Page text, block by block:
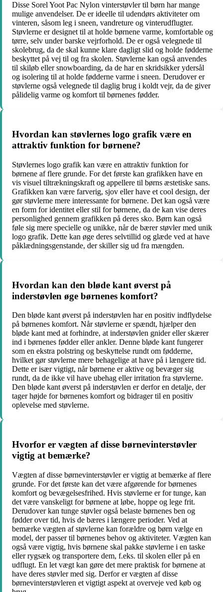
Disse Sorel Yoot Pac Nylon vinterstøvler til børn har mange
mulige anvendelser. De er ideelle til udendørs aktiviteter om
vinteren, såsom leg i sneen, vandreture og vinterudflugter.
Støvlerne er designet til at holde børnene varme, komfortable og
tørre, selv under barske vejrforhold. De er også velegnede til
skolebrug, da de skal kunne klare dagligt slid og holde fødderne
beskyttet på vej til og fra skolen. Støvlerne kan også anvendes
til skiløb eller snowboarding, da de har en skridsikker ydersål
og isolering til at holde fødderne varme i sneen. Derudover er
støvlerne også velegnede til daglig brug i koldt vejr, da de giver
pålidelig varme og komfort til børnenes fødder.
Hvordan kan støvlernes logo grafik være en
attraktiv funktion for børnene?
Støvlernes logo grafik kan være en attraktiv funktion for
børnene af flere grunde. For det første kan grafikken have en
vis visuel tiltrækningskraft og appellere til børns æstetiske sans.
Grafikken kan være farverig, sjov eller have et cool design, der
gør støvlerne mere interessante for børnene. Det kan også være
en form for identitet eller stil for børnene, da de kan vise deres
personlighed gennem grafikken på deres sko. Børn kan også
føle sig mere specielle og unikke, når de bærer støvler med unik
logo grafik. Dette kan øge deres selvtillid og glæde ved at have
påklædningsgenstande, der skiller sig ud fra mængden.
Hvordan kan den bløde kant øverst på
inderstøvlen øge børnenes komfort?
Den bløde kant øverst på inderstøvlen har en positiv indflydelse
på børnenes komfort. Når støvlerne er spændt, hjælper den
bløde kant med at forhindre, at inderstøvlen gnider eller skærer
ind i børnenes fødder eller ankler. Denne bløde kant fungerer
som en ekstra polstring og beskyttelse rundt om fødderne,
hvilket gør støvlerne mere behagelige at have på i længere tid.
Dette er især vigtigt, når børnene er aktive og bevæger sig
rundt, da de ikke vil have ubehag eller irritation fra støvlerne.
Den bløde kant øverst på inderstøvlen er derfor en detalje, der
tager højde for børnenes komfort og bidrager til en positiv
oplevelse med støvlerne.
Hvorfor er vægten af disse børnevinterstøvler
vigtig at bemærke?
Vægten af disse børnevinterstøvler er vigtig at bemærke af flere
grunde. For det første kan det være afgørende for børnenes
komfort og bevægelsesfrihed. Hvis støvlerne er for tunge, kan
det være vanskeligt for børnene at løbe, hoppe og lege frit.
Derudover kan tunge støvler også belaste børnenes ben og
fødder over tid, hvis de bæres i længere perioder. Ved at
bemærke vægten af støvlerne kan forældre og børn vælge en
model, der passer til børnenes behov og aktiviteter. Vægten kan
også være vigtig, hvis børnene skal pakke støvlerne i en taske
eller rygsæk og transportere dem, f.eks. til skolen eller på en
udflugt. En let vægt kan gøre det mere praktisk for børnene at
have deres støvler med sig. Derfor er vægten af disse
børnevinterstøvleren et vigtigt aspekt at overveje ved køb og